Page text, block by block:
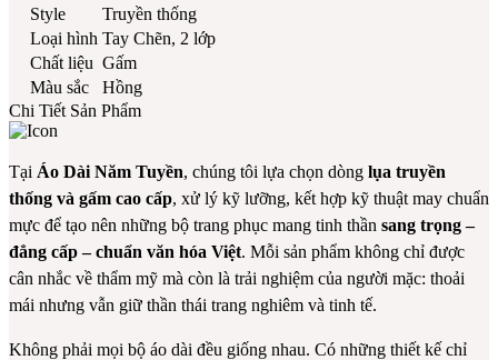
Style
Truyền thống
Loại hình Tay Chẽn, 2 lớp
Chất liệu Gấm
Màu sắc
Hồng
Chi Tiết Sản Phẩm
Tại Áo Dài Năm Tuyền, chúng tôi lựa chọn dòng lụa truyền
thống và gấm cao cấp, xử lý kỹ lưỡng, kết hợp kỹ thuật may chuẩn
mực để tạo nên những bộ trang phục mang tinh thần sang trọng –
đẳng cấp – chuẩn văn hóa Việt. Mỗi sản phẩm không chỉ được
cân nhắc về thẩm mỹ mà còn là trải nghiệm của người mặc: thoải
mái nhưng vẫn giữ thần thái trang nghiêm và tinh tế.
Không phải mọi bộ áo dài đều giống nhau. Có những thiết kế chỉ